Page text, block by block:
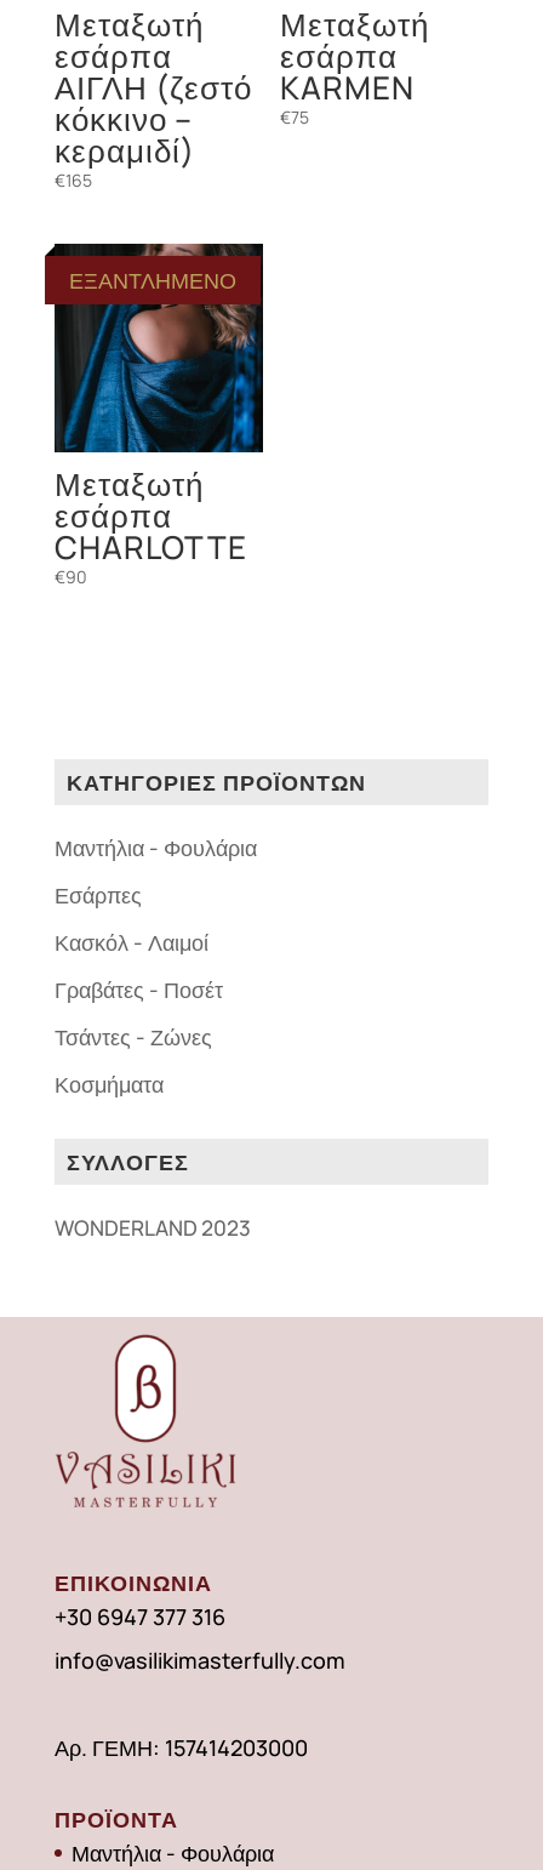
Μεταξωτή
εσάρπα
ΑΙΓΛΗ (ζεστό
κόκκινο –
κεραμιδί)
€165
Μεταξωτή
εσάρπα
KARMEN
€75
ΕΞΑΝΤΛΗΜΕΝΟ
Μεταξωτή
εσάρπα
CHARLOTTE
€90
ΚΑΤΗΓΟΡΙΕΣ ΠΡΟΪΟΝΤΩΝ
Μαντήλια - Φουλάρια
Εσάρπες
Κασκόλ - Λαιμοί
Γραβάτες - Ποσέτ
Τσάντες - Ζώνες
Κοσμήματα
ΣΥΛΛΟΓΕΣ
WONDERLAND 2023
ΕΠΙΚΟΙΝΩΝΙΑ
+30 6947 377 316
info@vasilikimasterfully.com
Αρ. ΓΕΜΗ: 157414203000
ΠΡΟΪΟΝΤΑ
Μαντήλια - Φουλάρια